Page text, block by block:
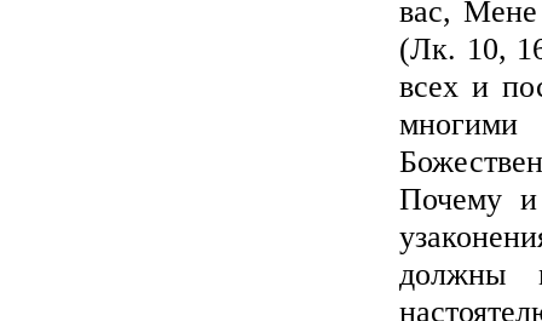
вас, Мене
(Лк. 10,
всех и
Почему и
должны